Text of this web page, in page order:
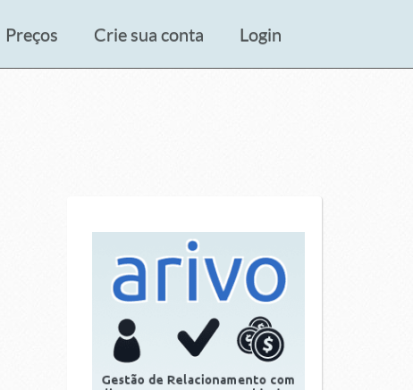
Preços Crie sua conta Login